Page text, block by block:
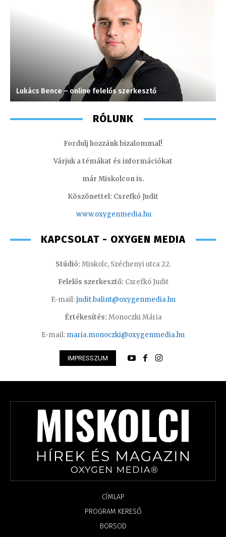
Lukács Bence – online felelős szerkesztő
RÓLUNK
Fordulj hozzánk bizalommal!
Várjuk a témákat és információkat
már Miskolcon is.
Köszönettel: Csrefkó Judit
www.oxygenmedia.hu
KAPCSOLAT - OXYGEN MEDIA
Stúdió: Miskolc, Széchenyi utca 22.
Felelős szerkesztő: Csrefkó Judit
E-mail:judit.balint@oxygenmedia.hu
Értékesítés: Monoczki Mária
E-mail: maria.monoczki@oxygenmedia.hu
IMPRESSZUM
CÍMLAP
PROGRAM KERESŐ
BORSOD